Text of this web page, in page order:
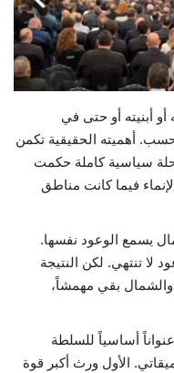
أبنيته أو حتى في
أهميته الحقيقية تكمن
سياسية كاملة حكمت
فيما كانت مناطق
يسمع الوعود نفسها.
تنتهي. لكن النتيجة
والشمال بقي مهمشاً،
أساسياً للسلطة
الأول ورث أكبر قوة